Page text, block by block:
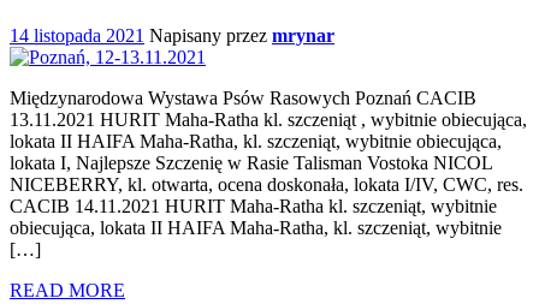
14 listopada 2021 Napisany przez mrynar
Międzynarodowa Wystawa Psów Rasowych Poznań CACIB
13.11.2021 HURIT Maha-Ratha kl. szczeniąt , wybitnie obiecująca,
lokata II HAIFA Maha-Ratha, kl. szczeniąt, wybitnie obiecująca,
lokata I, Najlepsze Szczenię w Rasie Talisman Vostoka NICOL
NICEBERRY, kl. otwarta, ocena doskonała, lokata I/IV, CWC, res.
CACIB 14.11.2021 HURIT Maha-Ratha kl. szczeniąt, wybitnie
obiecująca, lokata II HAIFA Maha-Ratha, kl. szczeniąt, wybitnie
[…]
READ MORE